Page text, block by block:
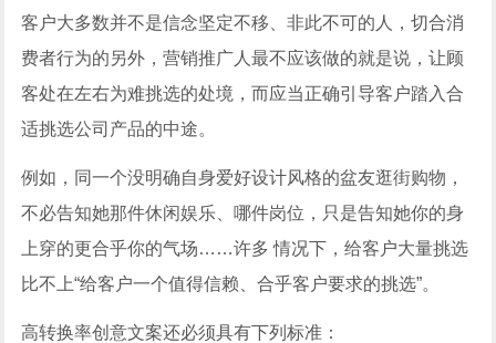
客户大多数并不是信念坚定不移、非此不可的人，切合消
费者行为的另外，营销推广人最不应该做的就是说，让顾
客处在左右为难挑选的处境，而应当正确引导客户踏入合
适挑选公司产品的中途。
例如，同一个没明确自身爱好设计风格的盆友逛街购物，
不必告知她那件休闲娱乐、哪件岗位，只是告知她你的身
上穿的更合乎你的气场……许多 情况下，给客户大量挑选
比不上“给客户一个值得信赖、合乎客户要求的挑选”。
高转换率创意文案还必须具有下列标准：